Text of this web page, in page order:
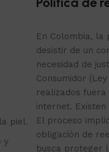
piel.
y
En Colombia,
desistir de un
necesidad de
Consumidor
realizados
internet.
El proceso
obligación de
busca proteger